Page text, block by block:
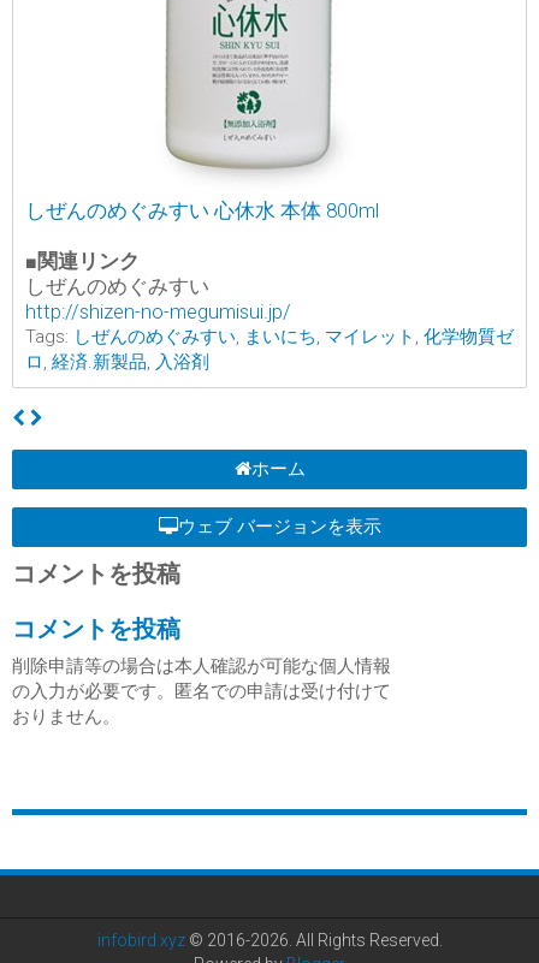
しぜんのめぐみすい 心休水 本体 800ml
■関連リンク
しぜんのめぐみすい
http://shizen-no-megumisui.jp/
Tags: しぜんのめぐみすい, まいにち, マイレット , 化学物質ゼ
ロ, 経済.新製品, 入浴剤
ホーム
ウェブ バージョンを表示
コメントを投稿
コメントを投稿
削除申請等の場合は本人確認が可能な個人情報
の入力が必要です。匿名での申請は受け付けて
おりません。
infobird.xyz© 2016-2026. All Rights Reserved.